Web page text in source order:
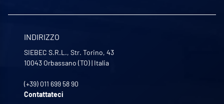
INDIRIZZO
SIEBEC S.R.L., Str. Torino, 43
10043 Orbassano (TO)| Italia
(+39) 011 699 58 90
Contattateci